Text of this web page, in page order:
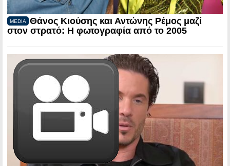
MEDIA
Θάνος Κιούσης και Αντώνης Ρέμος μαζί
στον στρατό: Η φωτογραφία από το 2005